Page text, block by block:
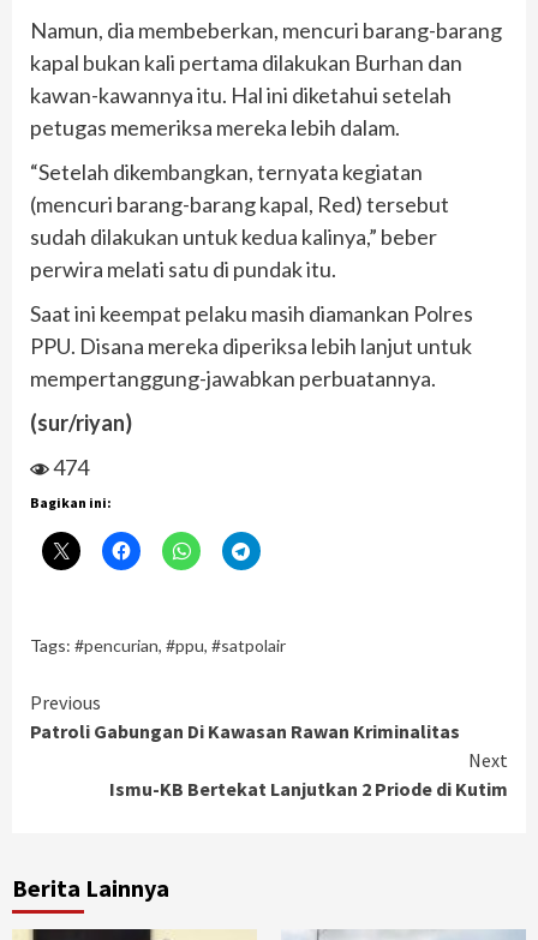
Namun, dia membeberkan, mencuri barang-barang
kapal bukan kali pertama dilakukan Burhan dan
kawan-kawannya itu. Hal ini diketahui setelah
petugas memeriksa mereka lebih dalam.
“Setelah dikembangkan, ternyata kegiatan
(mencuri barang-barang kapal, Red) tersebut
sudah dilakukan untuk kedua kalinya,” beber
perwira melati satu di pundak itu.
Saat ini keempat pelaku masih diamankan Polres
PPU. Disana mereka diperiksa lebih lanjut untuk
mempertanggung-jawabkan perbuatannya.
(sur/riyan)
474
Bagikan ini:
Tags: #pencurian, #ppu, #satpolair
Continue
Reading
Previous
Patroli Gabungan Di Kawasan Rawan Kriminalitas
Next
Ismu-KB Bertekat Lanjutkan 2 Priode di Kutim
Berita Lainnya